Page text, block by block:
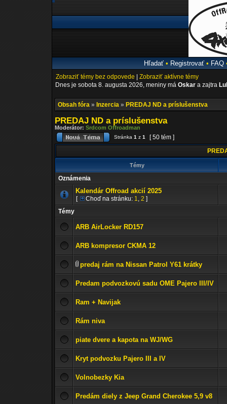
Hľadať• Registrovať• FAQ
Zobraziť témy bez odpovede
Zobraziť aktívne témy
Dnes je sobota 8. augusta 2026, meniny má Oskar a zajtra
Obsah fóra » Inzercia » PREDAJ ND a príslušenstva
PREDAJ ND a príslušenstva
Moderátor: Srdcom Offroadman
Stránka 1 z 1
[ 50 tém ]
Témy
Oznámenia
Kalendár Offroad akcií 2025
[ Choď na stránku: 1, 2 ]
Témy
ARB AirLocker RD157
ARB kompresor CKMA 12
predaj rám na Nissan Patrol Y61 krátky
Predam podvozkovú sadu OME Pajero III/IV
Ram + Navijak
Rám niva
piate dvere a kapota na WJ/WG
Kryt podvozku Pajero III a IV
Volnobezky Kia
Predám diely z Jeep Grand Cherokee 5,9 v8